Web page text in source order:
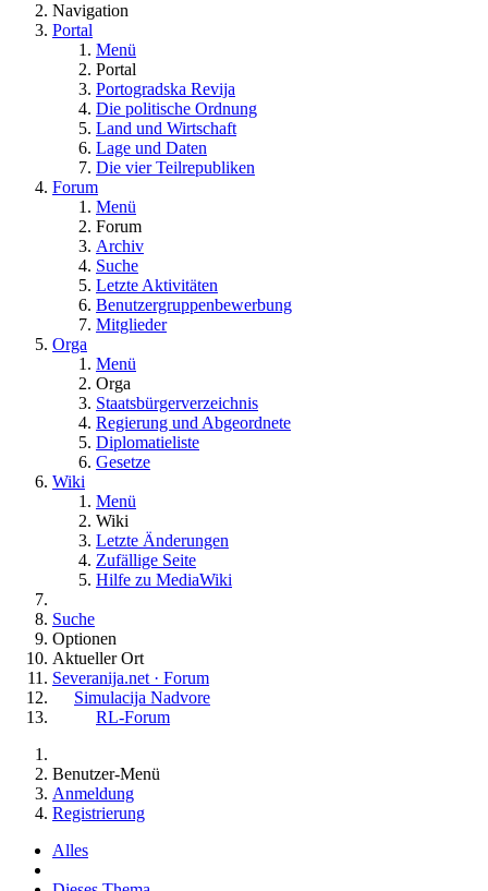
Navigation
Portal
Menü
Portal
Portogradska Revija
Die politische Ordnung
Land und Wirtschaft
Lage und Daten
Die vier Teilrepubliken
Forum
Menü
Forum
Archiv
Suche
Letzte Aktivitäten
Benutzergruppenbewerbung
Mitglieder
Orga
Menü
Orga
Staatsbürgerverzeichnis
Regierung und Abgeordnete
Diplomatieliste
Gesetze
Wiki
Menü
Wiki
Letzte Änderungen
Zufällige Seite
Hilfe zu MediaWiki
Suche
Optionen
Aktueller Ort
Severanija.net · Forum
Simulacija Nadvore
RL-Forum
Benutzer-Menü
Anmeldung
Registrierung
Alles